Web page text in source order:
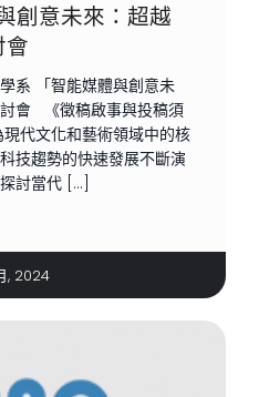
創意未來：超越
會
系 「智能媒體與創意未
會 《徵稿啟事與投稿須
代文化和藝術領域中的核
技趨勢的快速發展不斷演
討當代 […]
, 2024